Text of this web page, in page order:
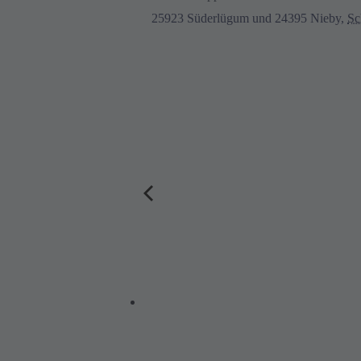
25923 Süderlügum und 24395 Nieby,